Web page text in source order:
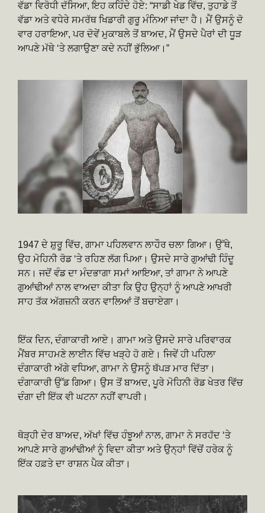
ਵੱਡਾ ਵਿਰੋਧੀ ਦੱਸਿਆ, ਇਹ ਕਹਿੰਦੇ ਹੋਏ: “ਸਾਡੀ ਖੇਡ ਵਿੱਚ, ਤੁਹਾਡੇ ਤੋਂ
ਵੱਡਾ ਅਤੇ ਵਧੇਰੇ ਸਮਰੱਥ ਖਿਡਾਰੀ ਗੁਰੂ ਮੰਨਿਆ ਜਾਂਦਾ ਹੈ। ਮੈਂ ਉਸਨੂੰ ਦੋ
ਵਾਰ ਹਰਾਇਆ, ਪਰ ਦੋਵੇਂ ਮੁਕਾਬਲੇ ਤੋਂ ਬਾਅਦ, ਮੈਂ ਉਸਦੇ ਪੈਰਾਂ ਦੀ ਧੂੜ
ਆਪਣੇ ਮੱਥੇ ‘ਤੇ ਲਗਾਉਣਾ ਕਦੇ ਨਹੀਂ ਭੁੱਲਿਆ।”
1947 ਦੇ ਸ਼ੁਰੂ ਵਿੱਚ, ਗਾਮਾ ਪਹਿਲਵਾਨ ਲਾਹੌਰ ਚਲਾ ਗਿਆ। ਉੱਥੇ,
ਉਹ ਮੋਹਿਨੀ ਰੋਡ ‘ਤੇ ਰਹਿਣ ਲੱਗ ਪਿਆ। ਉਸਦੇ ਸਾਰੇ ਗੁਆਂਢੀ ਹਿੰਦੂ
ਸਨ। ਜਦੋਂ ਵੰਡ ਦਾ ਮੰਦਭਾਗਾ ਸਮਾਂ ਆਇਆ, ਤਾਂ ਗਾਮਾ ਨੇ ਆਪਣੇ
ਗੁਆਂਢੀਆਂ ਨਾਲ ਵਾਅਦਾ ਕੀਤਾ ਕਿ ਉਹ ਉਨ੍ਹਾਂ ਨੂੰ ਆਪਣੇ ਆਖਰੀ
ਸਾਹ ਤੱਕ ਅੱਗਜ਼ਨੀ ਕਰਨ ਵਾਲਿਆਂ ਤੋਂ ਬਚਾਏਗਾ।
ਇੱਕ ਦਿਨ, ਦੰਗਾਕਾਰੀ ਆਏ। ਗਾਮਾ ਅਤੇ ਉਸਦੇ ਸਾਰੇ ਪਰਿਵਾਰਕ
ਮੈਂਬਰ ਸਾਹਮਣੇ ਲਾਈਨ ਵਿੱਚ ਖੜ੍ਹੇ ਹੋ ਗਏ। ਜਿਵੇਂ ਹੀ ਪਹਿਲਾ
ਦੰਗਾਕਾਰੀ ਅੱਗੇ ਵਧਿਆ, ਗਾਮਾ ਨੇ ਉਸਨੂੰ ਥੱਪੜ ਮਾਰ ਦਿੱਤਾ।
ਦੰਗਾਕਾਰੀ ਉੱਡ ਗਿਆ। ਉਸ ਤੋਂ ਬਾਅਦ, ਪੂਰੇ ਮੋਹਿਨੀ ਰੋਡ ਖੇਤਰ ਵਿੱਚ
ਦੰਗਾ ਦੀ ਇੱਕ ਵੀ ਘਟਨਾ ਨਹੀਂ ਵਾਪਰੀ।
ਥੋੜ੍ਹੀ ਦੇਰ ਬਾਅਦ, ਅੱਖਾਂ ਵਿੱਚ ਹੰਝੂਆਂ ਨਾਲ, ਗਾਮਾ ਨੇ ਸਰਹੱਦ ‘ਤੇ
ਆਪਣੇ ਸਾਰੇ ਗੁਆਂਢੀਆਂ ਨੂੰ ਵਿਦਾ ਕੀਤਾ ਅਤੇ ਉਨ੍ਹਾਂ ਵਿੱਚੋਂ ਹਰੇਕ ਨੂੰ
ਇੱਕ ਹਫ਼ਤੇ ਦਾ ਰਾਸ਼ਨ ਪੈਕ ਕੀਤਾ।